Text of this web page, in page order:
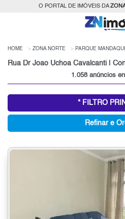
O PORTAL DE IMÓVEIS DA
HOME ZONA NORTE PARQUE MANDAQUI
1.058 anúncios
* FILTRO
Refinar e